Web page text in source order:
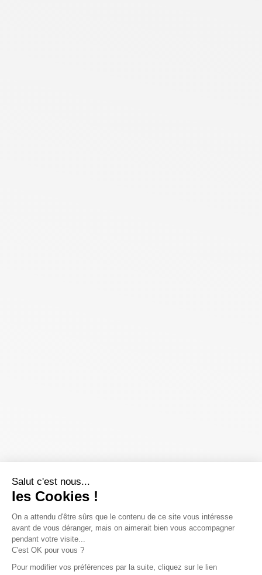
Salut c'est nous...
les Cookies !
On a attendu d'être sûrs que le contenu de ce site vous intéresse
avant de vous déranger, mais on aimerait bien vous accompagner
pendant votre visite...
C'est OK pour vous ?
Pour modifier vos préférences par la suite, cliquez sur le lien